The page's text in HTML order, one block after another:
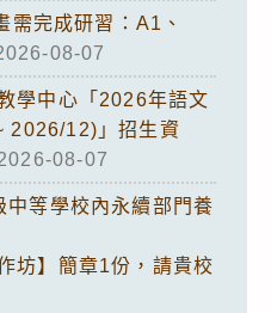
需完成研習：A1、
08-07
學中心「2026年語文
2026/12)」招生資
08-07
等學校內永續部門養
坊】簡章1份，請貴校